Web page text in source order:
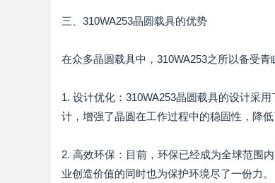
三、310WA253晶圆载具的优势
在众多晶圆载具中，310WA253之所以备受
1. 设计优化：310WA253晶圆载具的设计采
计，增强了晶圆在工作过程中的稳固性，降低
2. 高效环保：目前，环保已经成为全球范围
业创造价值的同时也为保护环境尽了一份力。